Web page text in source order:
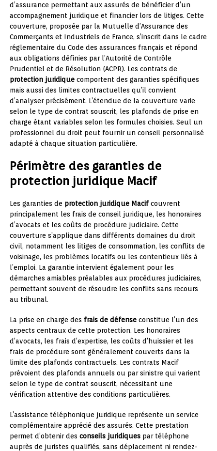
d’assurance permettant aux assurés de bénéficier d’un
accompagnement juridique et financier lors de litiges. Cette
couverture, proposée par la Mutuelle d’Assurance des
Commerçants et Industriels de France, s’inscrit dans le cadre
réglementaire du Code des assurances français et répond
aux obligations définies par l’Autorité de Contrôle
Prudentiel et de Résolution (ACPR). Les contrats de
protection juridique comportent des garanties spécifiques
mais aussi des limites contractuelles qu’il convient
d’analyser précisément. L’étendue de la couverture varie
selon le type de contrat souscrit, les plafonds de prise en
charge étant variables selon les formules choisies. Seul un
professionnel du droit peut fournir un conseil personnalisé
adapté à chaque situation particulière.
Périmètre des garanties de
protection juridique Macif
Les garanties de protection juridique Macifcouvrent
principalement les frais de conseil juridique, les honoraires
d’avocats et les coûts de procédure judiciaire. Cette
couverture s’applique dans différents domaines du droit
civil, notamment les litiges de consommation, les conflits de
voisinage, les problèmes locatifs ou les contentieux liés à
l’emploi. La garantie intervient également pour les
démarches amiables préalables aux procédures judiciaires,
permettant souvent de résoudre les conflits sans recours
au tribunal.
La prise en charge des frais de défense constitue l’un des
aspects centraux de cette protection. Les honoraires
d’avocats, les frais d’expertise, les coûts d’huissier et les
frais de procédure sont généralement couverts dans la
limite des plafonds contractuels. Les contrats Macif
prévoient des plafonds annuels ou par sinistre qui varient
selon le type de contrat souscrit, nécessitant une
vérification attentive des conditions particulières.
L’assistance téléphonique juridique représente un service
complémentaire apprécié des assurés. Cette prestation
permet d’obtenir des conseils juridiques par téléphone
auprès de juristes qualifiés, sans déplacement ni rendez-